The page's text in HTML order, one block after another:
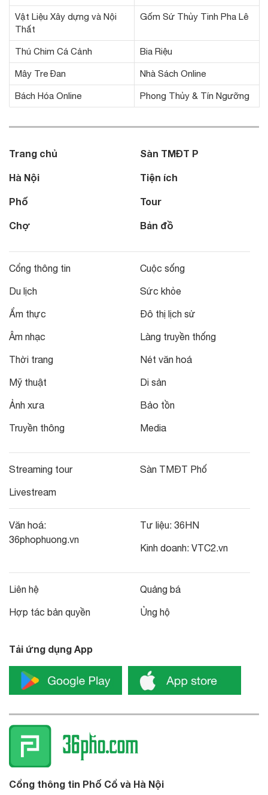
Vật Liệu Xây dựng và Nội
Thất
Gốm Sứ Thủy Tinh Pha Lê
Thú Chim Cá Cảnh Bia Riệu
Mây Tre Đan Nhà Sách Online
Bách Hóa Online Phong Thủy & Tín Ngưỡng
Trang chủ
Hà Nội
Phố
Chợ
Sàn TMĐT P
Tiện ích
Tour
Bản đồ
Cổng thông tin
Du lịch
Ẩm thực
Âm nhạc
Thời trang
Mỹ thuật
Ảnh xưa
Truyền thông
Cuộc sống
Sức khỏe
Đô thị lịch sử
Làng truyền thống
Nét văn hoá
Di sản
Bảo tồn
Media
Streaming tour
Livestream
Sàn TMĐT Phố
Văn hoá:
36phophuong.vn
Tư liệu: 36HN
Kinh doanh: VTC2.vn
Liên hệ
Hợp tác bản quyền
Quảng bá
Ủng hộ
Tải ứng dụng App
Cổng thông tin Phố Cổ và Hà Nội